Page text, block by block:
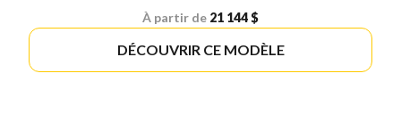
À partir de 21 144 $
DÉCOUVRIR CE MODÈLE